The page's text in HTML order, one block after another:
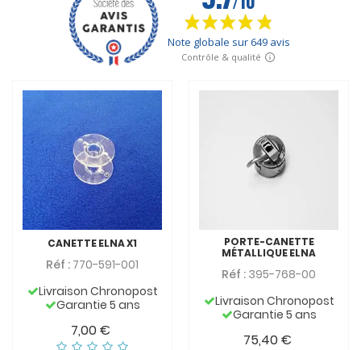
CANETTE ELNA X1
Réf : 770-591-001
Livraison Chronopost
Garantie 5 ans
7,00 €
PORTE-CANETTE
MÉTALLIQUE ELNA
Réf : 395-768-00
Livraison Chronopost
Garantie 5 ans
75,40 €